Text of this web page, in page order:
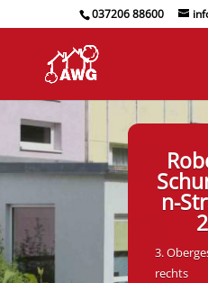
037206 88600
n-
2
3.
rechts